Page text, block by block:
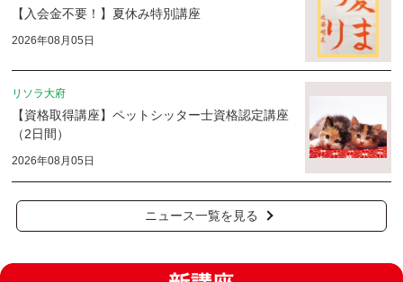
【入会金不要！】夏休み特別講座
2026年08月05日
リソラ大府
【資格取得講座】ペットシッター士資格認定講座
（2日間）
2026年08月05日
ニュース一覧を見る